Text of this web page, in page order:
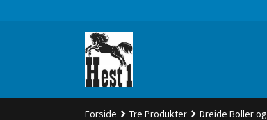
Forside Tre Produkter Dreide Boller